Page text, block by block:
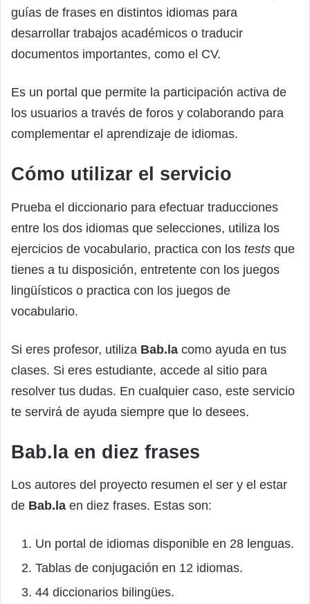
guías de frases en distintos idiomas para
desarrollar trabajos académicos o traducir
documentos importantes, como el CV.
Es un portal que permite la participación activa de
los usuarios a través de foros y colaborando para
complementar el aprendizaje de idiomas.
Cómo utilizar el servicio
Prueba el diccionario para efectuar traducciones
entre los dos idiomas que selecciones, utiliza los
ejercicios de vocabulario, practica con los tests que
tienes a tu disposición, entretente con los juegos
lingüísticos o practica con los juegos de
vocabulario.
Si eres profesor, utiliza Bab.la como ayuda en tus
clases. Si eres estudiante, accede al sitio para
resolver tus dudas. En cualquier caso, este servicio
te servirá de ayuda siempre que lo desees.
Bab.la en diez frases
Los autores del proyecto resumen el ser y el estar
de Bab.la en diez frases. Estas son:
Un portal de idiomas disponible en 28 lenguas.
Tablas de conjugación en 12 idiomas.
44 diccionarios bilingües.